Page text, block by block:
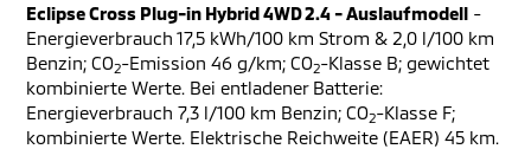
Eclipse Cross Plug-in Hybrid 4WD 2.4 - Auslaufmodell -
Energieverbrauch 17,5 kWh/100 km Strom & 2,0 l/100 km
Benzin; CO2-Emission 46 g/km; CO2-Klasse B; gewichtet
kombinierte Werte. Bei entladener Batterie:
Energieverbrauch 7,3 l/100 km Benzin; CO2-Klasse F;
kombinierte Werte. Elektrische Reichweite (EAER) 45 km.